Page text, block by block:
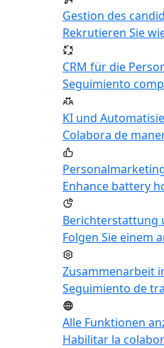
Gestion des
Rekrutieren Sie
CRM für die
Seguimiento
KI und
Colabora de
Enhance battery
Berichterstattung
Folgen Sie einem
Zusammenarbeit
Seguimiento de
Alle Funktionen
Habilitar la